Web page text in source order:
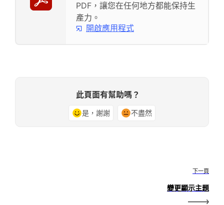
PDF，讓您在任何地方都能保持生
產力。
開啟應用程式
此頁面有幫助嗎？
是，謝謝 不盡然
下一頁
變更顯示主題